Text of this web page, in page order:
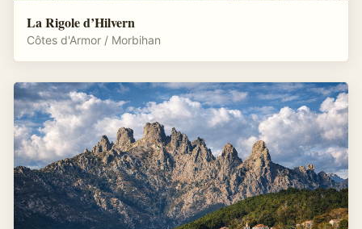
La Rigole d’Hilvern
Côtes d'Armor / Morbihan